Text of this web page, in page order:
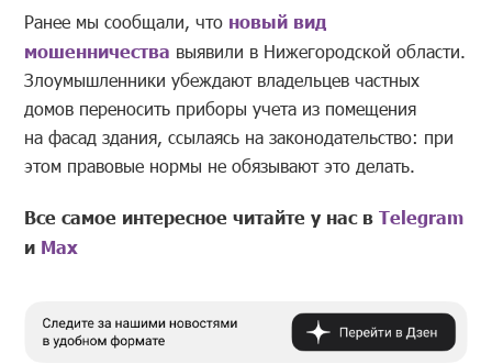
Ранее мы сообщали, что новый вид
мошенничества выявили в Нижегородской области.
Злоумышленники убеждают владельцев частных
домов переносить приборы учета из помещения
на фасад здания, ссылаясь на законодательство: при
этом правовые нормы не обязывают это делать.
Все самое интересное читайте у нас вTelegram
и Mах